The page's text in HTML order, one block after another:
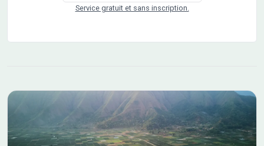
conditions de ressources) Eligible au Prêt accession de
direct avec le propriétaire. Vous souhaitez visiter ce lot à
viabilisé. Permis d'aménager n° PA 71131 23 E0001
délivré le 06/06/23. Les informations sur les risques
auxquels ce bien est exposé sont disponibles sur le site
Géorisques : www.georisques.gouv.fr Non soumis au DPE
Service gratuit et sans inscription.